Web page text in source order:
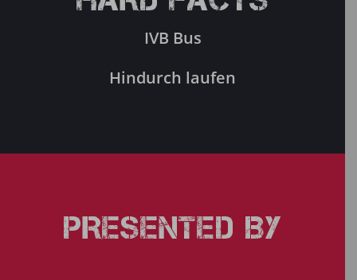
IVB Bus
Hindurch laufen
PRESENTED BY